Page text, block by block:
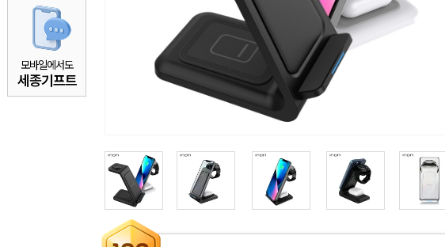
모바일에서도
세종기프트